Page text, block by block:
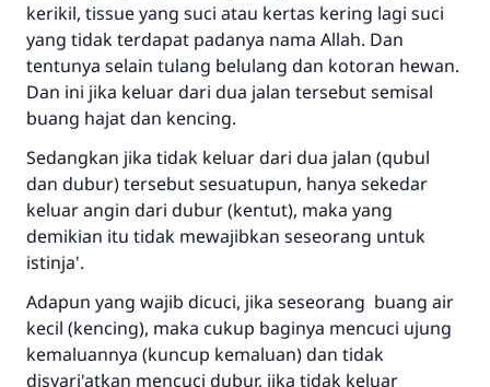
kerikil, tissue yang suci atau kertas kering lagi suci
yang tidak terdapat padanya nama Allah. Dan
tentunya selain tulang belulang dan kotoran hewan.
Dan ini jika keluar dari dua jalan tersebut semisal
buang hajat dan kencing.
Sedangkan jika tidak keluar dari dua jalan (qubul
dan dubur) tersebut sesuatupun, hanya sekedar
keluar angin dari dubur (kentut), maka yang
demikian itu tidak mewajibkan seseorang untuk
istinja'.
Adapun yang wajib dicuci, jika seseorang buang air
kecil (kencing), maka cukup baginya mencuci ujung
kemaluannya (kuncup kemaluan) dan tidak
disyari'atkan mencuci dubur, jika tidak keluar